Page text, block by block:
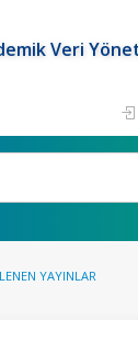
Veri
YAYINLAR